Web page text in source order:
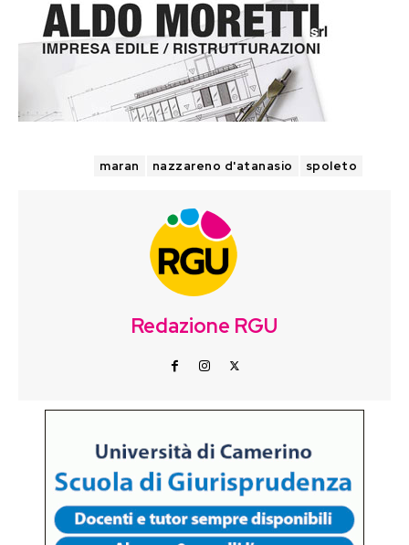
maran nazzareno d'atanasio spoleto
Redazione RGU